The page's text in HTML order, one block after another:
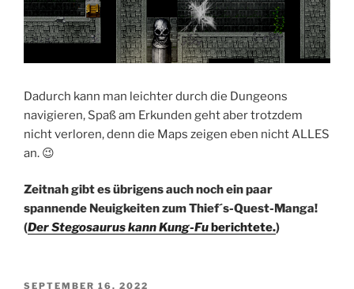
Dadurch kann man leichter durch die Dungeons
navigieren, Spaß am Erkunden geht aber trotzdem
nicht verloren, denn die Maps zeigen eben nicht ALLES
an. 😉
Zeitnah gibt es übrigens auch noch ein paar
spannende Neuigkeiten zum Thief´s-Quest-Manga!
(Der Stegosaurus kann Kung-Fuberichtete.)
VERÖFFENTLICHT
SEPTEMBER 16, 2022